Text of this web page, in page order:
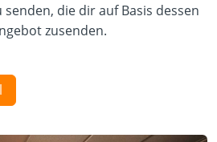
die dir auf Basis dessen
zusenden.